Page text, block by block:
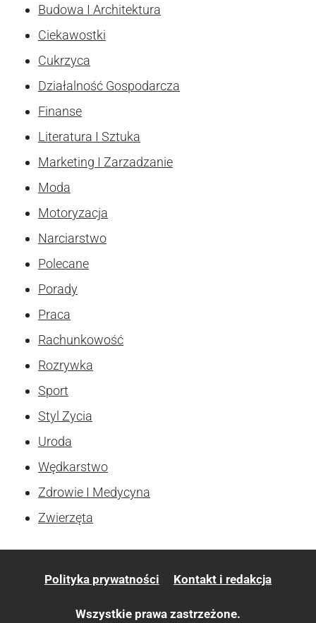
Budowa I Architektura
Ciekawostki
Cukrzyca
Działalność Gospodarcza
Finanse
Literatura I Sztuka
Marketing I Zarzadzanie
Moda
Motoryzacja
Narciarstwo
Polecane
Porady
Praca
Rachunkowość
Rozrywka
Sport
Styl Zycia
Uroda
Wędkarstwo
Zdrowie I Medycyna
Zwierzęta
Polityka prywatności Kontakt i redakcja
Wszystkie prawa zastrzeżone.